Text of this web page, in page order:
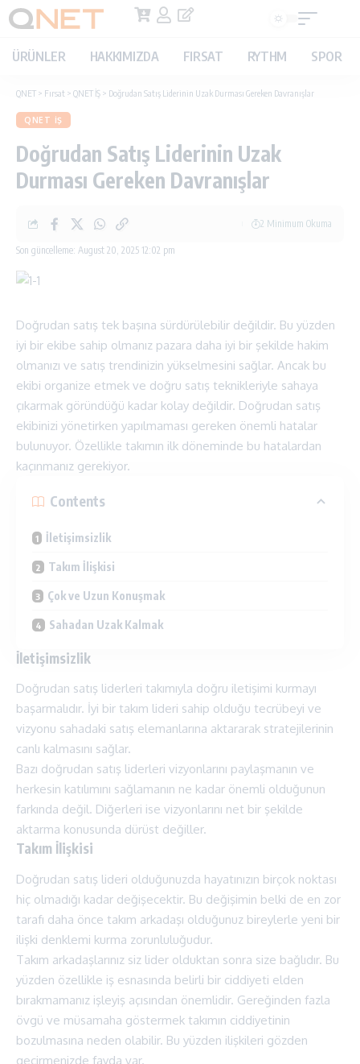
ÜRÜNLER HAKKIMIZDA FIRSAT RYTHM SPOR
QNET > Fırsat > QNET İŞ > Doğrudan Satış Liderinin Uzak Durması Gereken Davranışlar
QNET İŞ
Doğrudan Satış Liderinin Uzak
Durması Gereken Davranışlar
Son güncelleme: August 20, 2025 12:02 pm
2 Minimum Okuma
Doğrudan satış tek başına sürdürülebilir değildir. Bu yüzden
iyi bir ekibe sahip olmanız pazara daha iyi bir şekilde hakim
olmanızı ve satış trendinizin yükselmesini sağlar. Ancak bu
ekibi organize etmek ve doğru satış teknikleriyle sahaya
çıkarmak göründüğü kadar kolay değildir. Doğrudan satış
ekibinizi yönetirken yapılmaması gereken önemli hatalar
bulunuyor. Özellikle takımın ilk döneminde bu hatalardan
kaçınmanız gerekiyor.
Contents
İletişimsizlik
Takım İlişkisi
Çok ve Uzun Konuşmak
Sahadan Uzak Kalmak
İletişimsizlik
Doğrudan satış liderleri takımıyla doğru iletişimi kurmayı
başarmalıdır. İyi bir takım lideri sahip olduğu tecrübeyi ve
vizyonu sahadaki satış elemanlarına aktararak stratejilerinin
canlı kalmasını sağlar.
Bazı doğrudan satış liderleri vizyonlarını paylaşmanın ve
herkesin katılımını sağlamanın ne kadar önemli olduğunun
farkında değil. Diğerleri ise vizyonlarını net bir şekilde
aktarma konusunda dürüst değiller.
Takım İlişkisi
Doğrudan satış lideri olduğunuzda hayatınızın birçok noktası
hiç olmadığı kadar değişecektir. Bu değişimin belki de en zor
tarafı daha önce takım arkadaşı olduğunuz bireylerle yeni bir
ilişki denklemi kurma zorunluluğudur.
Takım arkadaşlarınız siz lider olduktan sonra size bağlıdır. Bu
yüzden özellikle iş esnasında belirli bir ciddiyeti elden
bırakmamanız işleyiş açısından önemlidir. Gereğinden fazla
övgü ve müsamaha göstermek takımın ciddiyetinin
bozulmasına neden olabilir. Bu yüzden ilişkileri gözden
geçirmenizde fayda var.